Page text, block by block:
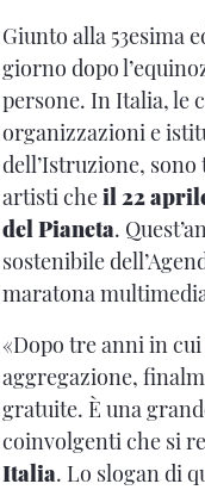
Giunto alla 53esima
giorno dopo
persone. In Italia, le
organizzazioni e
dell’Istruzione,
artisti cheil 22
del Pianeta.
sostenibile
maratona
«Dopo tre anni in
aggregazione,
gratuite. È una
coinvolgenti che si
Italia. Lo slogan di